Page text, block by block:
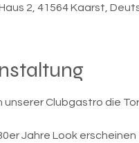
2, 41564 Kaarst,
unserer Clubgastro die
Jahre Look